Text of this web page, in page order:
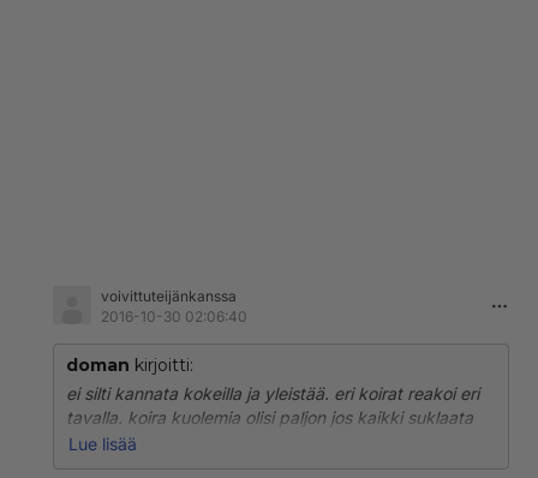
voivittuteijänkanssa
2016-10-30 02:06:40
doman kirjoitti:
ei silti kannata kokeilla ja yleistää. eri koirat reakoi eri
tavalla. koira kuolemia olisi paljon jos kaikki suklaata
syöneistä kuolisi. tyhmä sellainen ihminen joka kokeilee
Lue lisää